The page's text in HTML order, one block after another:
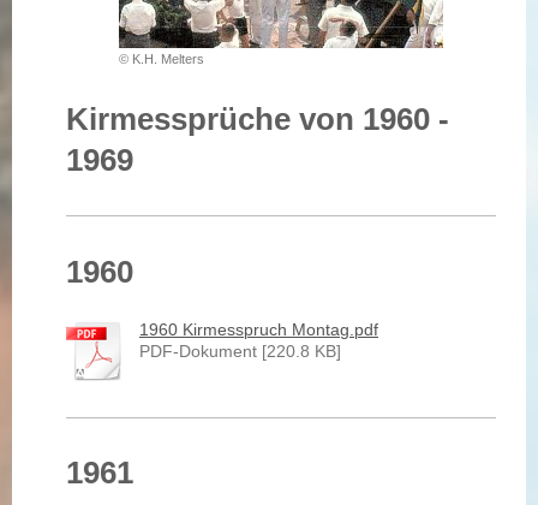
© K.H. Melters
Kirmessprüche von 1960 -
1969
1960
1960 Kirmesspruch Montag.pdf
PDF-Dokument [220.8 KB]
1961